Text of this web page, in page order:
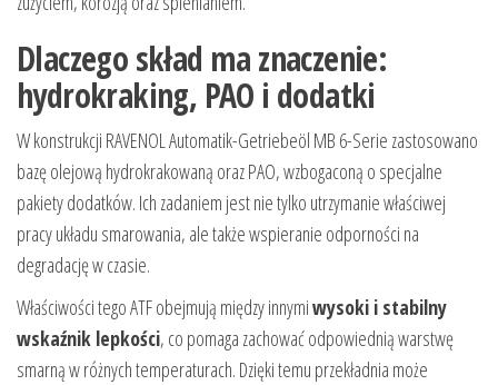
Dlaczego skład ma znaczenie:
hydrokraking, PAO i dodatki
W konstrukcji RAVENOL Automatik-Getriebeöl MB 6-Serie zastosowano
bazę olejową hydrokrakowaną oraz PAO, wzbogaconą o specjalne
pakiety dodatków. Ich zadaniem jest nie tylko utrzymanie właściwej
pracy układu smarowania, ale także wspieranie odporności na
degradację w czasie.
Właściwości tego ATF obejmują między innymiwysoki i stabilny
wskaźnik lepkości, co pomaga zachować odpowiednią warstwę
smarną w różnych temperaturach. Dzięki temu przekładnia może